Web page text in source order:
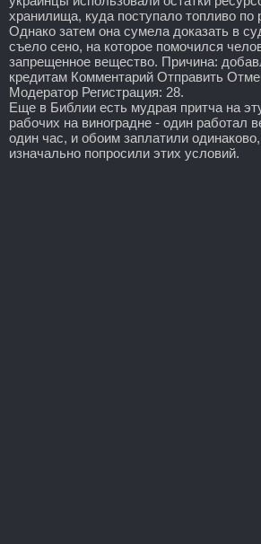
хранилища, куда поступало топливо по
Однако затем она сумела доказать в
съело сено, на которое помочился
запрещенное вещество. Причина:
кредитам Комментарий Отправить
Модератор Регистрация: 28.
Еще в Библии есть мудрая притча на
рабочих на виноградне - один работал
один час, и обоим заплатили
изначально попросили этих условий.